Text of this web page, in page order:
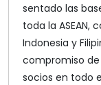
sentado las
toda la ASEAN,
Indonesia y
compromiso
socios en todo